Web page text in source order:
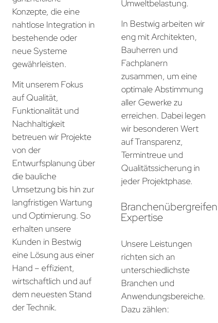
Konzepte, die eine
nahtlose Integration in
bestehende oder
neue Systeme
gewährleisten.
Mit unserem Fokus
auf Qualität,
Funktionalität und
Nachhaltigkeit
betreuen wir Projekte
von der
Entwurfsplanung über
die bauliche
Umsetzung bis hin zur
langfristigen Wartung
und Optimierung. So
erhalten unsere
Kunden in Bestwig
eine Lösung aus einer
Hand – effizient,
wirtschaftlich und auf
dem neuesten Stand
der Technik.
Umweltbelastung.
In Bestwig arbeiten wir
eng mit Architekten,
Bauherren und
Fachplanern
zusammen, um eine
optimale Abstimmung
aller Gewerke zu
erreichen. Dabei legen
wir besonderen Wert
auf Transparenz,
Termintreue und
Qualitätssicherung in
jeder Projektphase.
Expertise
Unsere Leistungen
richten sich an
unterschiedlichste
Branchen und
Anwendungsbereiche.
Dazu zählen: